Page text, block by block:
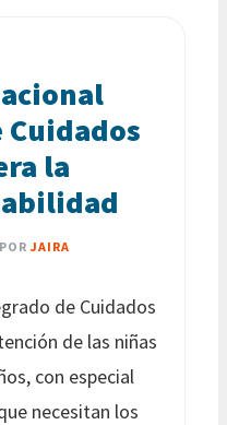
la
POR JAIRA
de Cuidados
de las niñas
con especial
necesitan los